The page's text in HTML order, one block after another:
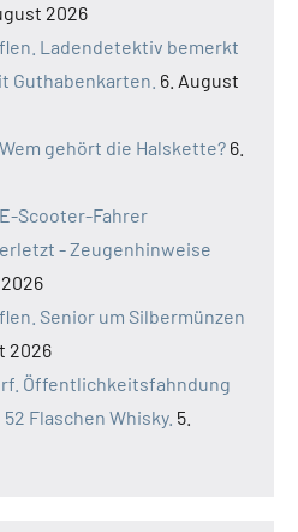
2026
Ladendetektiv bemerkt
Guthabenkarten. 6. August
gehört die Halskette? 6.
Scooter-Fahrer
- Zeugenhinweise
Senior um Silbermünzen
2026
Öffentlichkeitsfahndung
Flaschen Whisky. 5.